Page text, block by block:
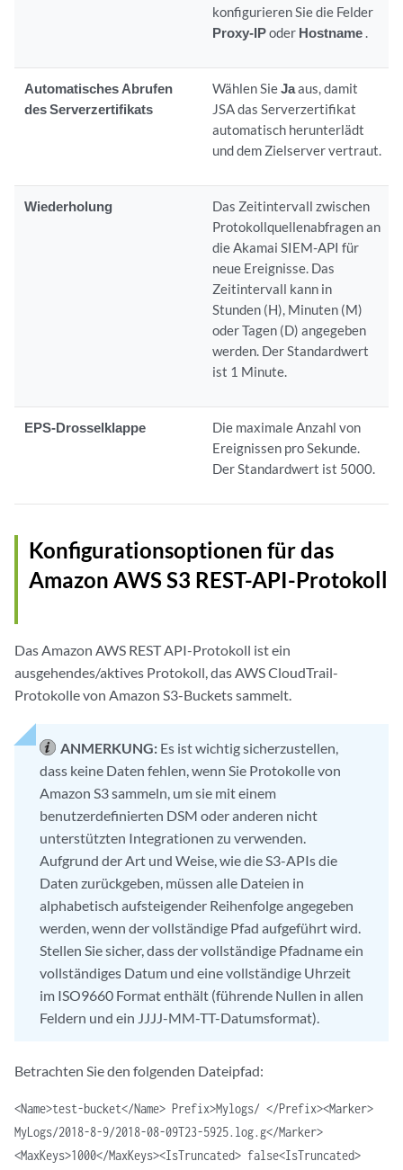
konfigurieren Sie die Felder
Proxy-IPoder Hostname.
Automatisches Abrufen
des Serverzertifikats
Wählen SieJaaus, damit
JSAdas Serverzertifikat
automatisch herunterlädt
und dem Zielserver vertraut.
Wiederholung
Das Zeitintervall zwischen
Protokollquellenabfragen an
die Akamai SIEM-API für
neue Ereignisse. Das
Zeitintervall kann in
Stunden (H), Minuten (M)
oder Tagen (D) angegeben
werden. Der Standardwert
ist 1 Minute.
EPS-Drosselklappe
Die maximale Anzahl von
Ereignissen pro Sekunde.
Der Standardwert ist 5000.
Konfigurationsoptionen für das
Amazon AWS S3 REST-API-Protokoll
Das Amazon AWS REST API-Protokoll ist ein
ausgehendes/aktives Protokoll, das AWS CloudTrail-
Protokolle von Amazon S3-Buckets sammelt.
ANMERKUNG: Es ist wichtig sicherzustellen,
dass keine Daten fehlen, wenn Sie Protokolle von
Amazon S3 sammeln, um sie mit einem
benutzerdefinierten DSM oder anderen nicht
unterstützten Integrationen zu verwenden.
Aufgrund der Art und Weise, wie die S3-APIs die
Daten zurückgeben, müssen alle Dateien in
alphabetisch aufsteigender Reihenfolge angegeben
werden, wenn der vollständige Pfad aufgeführt wird.
Stellen Sie sicher, dass der vollständige Pfadname ein
vollständiges Datum und eine vollständige Uhrzeit
im ISO9660 Format enthält (führende Nullen in allen
Feldern und ein JJJJ-MM-TT-Datumsformat).
Betrachten Sie den folgenden Dateipfad:
<Name>test-bucket</Name> Prefix>Mylogs/ </Prefix><Marker>
MyLogs/2018-8-9/2018-08-09T23-5925.log.g</Marker>
<MaxKeys>1000</MaxKeys><IsTruncated> false<IsTruncated>